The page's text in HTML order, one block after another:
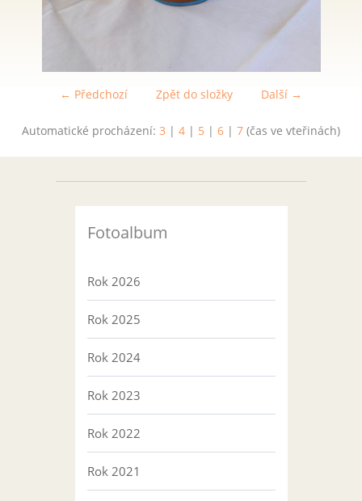
← Předchozí Další →
Zpět do složky
Automatické procházení: 3 | 4 | 5 | 6 | 7 (čas ve vteřinách)
Fotoalbum
Rok 2026
Rok 2025
Rok 2024
Rok 2023
Rok 2022
Rok 2021